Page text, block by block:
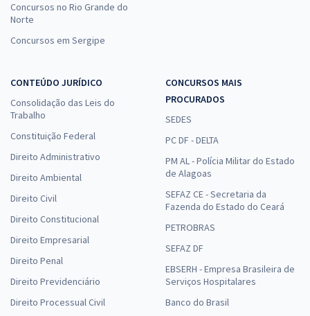
Concursos no Rio Grande do
Norte
Concursos em Sergipe
CONTEÚDO JURÍDICO
Consolidação das Leis do
Trabalho
Constituição Federal
Direito Administrativo
Direito Ambiental
Direito Civil
Direito Constitucional
Direito Empresarial
Direito Penal
Direito Previdenciário
Direito Processual Civil
CONCURSOS MAIS
PROCURADOS
SEDES
PC DF - DELTA
PM AL - Polícia Militar do Estado
de Alagoas
SEFAZ CE - Secretaria da
Fazenda do Estado do Ceará
PETROBRAS
SEFAZ DF
EBSERH - Empresa Brasileira de
Serviços Hospitalares
Banco do Brasil